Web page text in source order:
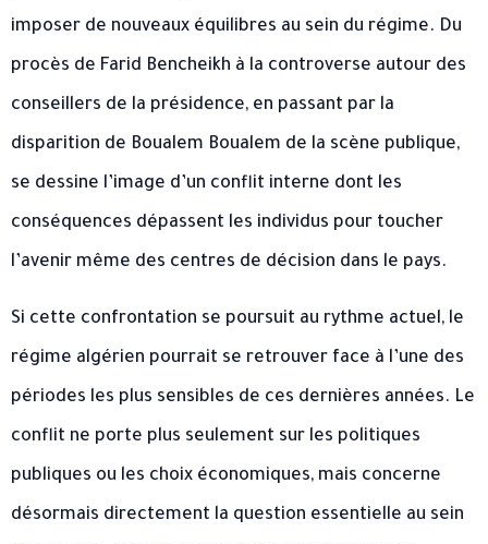
imposer de nouveaux équilibres au sein du régime. Du
procès de Farid Bencheikh à la controverse autour des
conseillers de la présidence, en passant par la
disparition de Boualem Boualem de la scène publique,
se dessine l’image d’un conflit interne dont les
conséquences dépassent les individus pour toucher
l’avenir même des centres de décision dans le pays.
Si cette confrontation se poursuit au rythme actuel, le
régime algérien pourrait se retrouver face à l’une des
périodes les plus sensibles de ces dernières années. Le
conflit ne porte plus seulement sur les politiques
publiques ou les choix économiques, mais concerne
désormais directement la question essentielle au sein